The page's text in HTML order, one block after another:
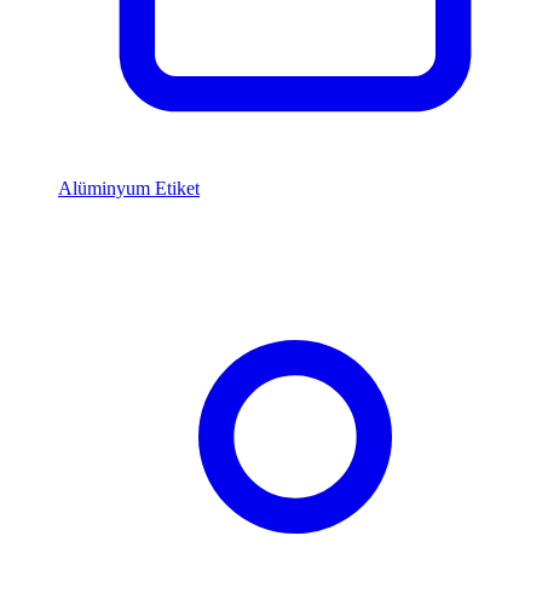
Alüminyum Etiket